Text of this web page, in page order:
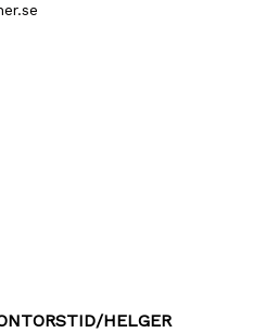
HELGER